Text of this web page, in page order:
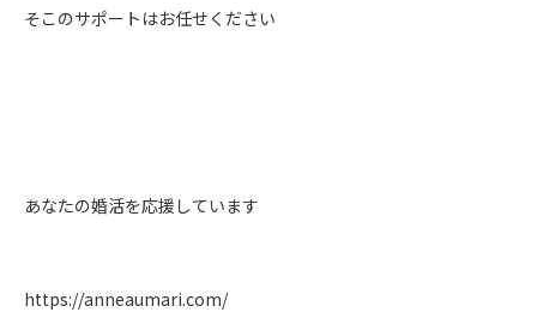
そこのサポートはお任せください
あなたの婚活を応援しています
https://anneaumari.com/